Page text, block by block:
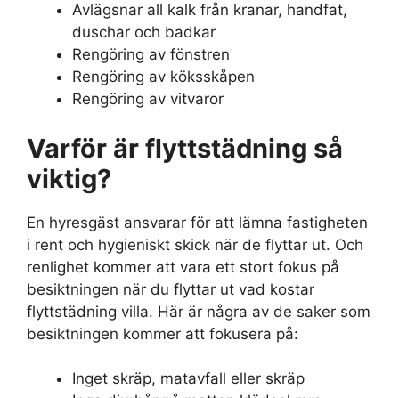
Avlägsnar all kalk från kranar, handfat,
duschar och badkar
Rengöring av fönstren
Rengöring av köksskåpen
Rengöring av vitvaror
Varför är flyttstädning så
viktig?
En hyresgäst ansvarar för att lämna fastigheten
i rent och hygieniskt skick när de flyttar ut. Och
renlighet kommer att vara ett stort fokus på
besiktningen när du flyttar ut vad kostar
flyttstädning villa. Här är några av de saker som
besiktningen kommer att fokusera på:
Inget skräp, matavfall eller skräp